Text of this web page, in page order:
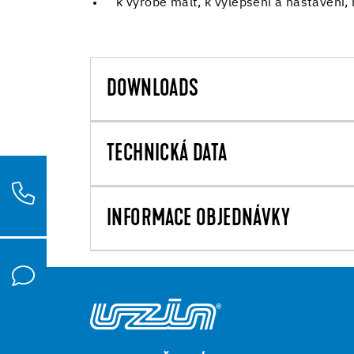
k výrobě malt, k vylepšení a nastavení,
DOWNLOADS
TECHNICKÁ DATA
INFORMACE OBJEDNÁVKY